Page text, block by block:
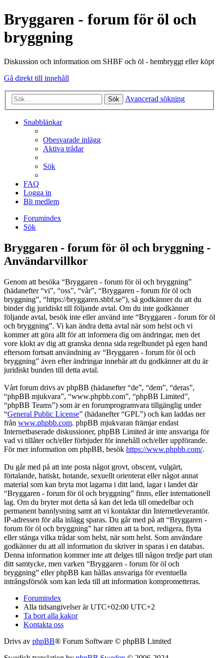
Bryggaren - forum för öl och
bryggning
Diskussion och information om SHBF och öl - hembryggt eller köpt
Gå direkt till innehåll
Sök Avancerad sökning
Snabblänkar
Obesvarade inlägg
Aktiva trådar
Sök
FAQ
Logga in
Bli medlem
Forumindex
Sök
Bryggaren - forum för öl och bryggning -
Användarvillkor
Genom att besöka “Bryggaren - forum för öl och bryggning”
(hädanefter “vi”, “oss”, “vår”, “Bryggaren - forum för öl och
bryggning”, “https://bryggaren.shbf.se”), så godkänner du att du
binder dig juridiskt till följande avtal. Om du inte godkänner
följande avtal, besök inte eller använd inte “Bryggaren - forum för öl
och bryggning”. Vi kan ändra detta avtal när som helst och vi
kommer att göra allt för att informera dig om ändringar, men det
vore klokt av dig att granska denna sida regelbundet på egen hand
eftersom fortsatt användning av “Bryggaren - forum för öl och
bryggning” även efter ändringar innebär att du godkänner att du är
juridiskt bunden till detta avtal.
Vårt forum drivs av phpBB (hädanefter “de”, “dem”, “deras”,
“phpBB mjukvara”, “www.phpbb.com”, “phpBB Limited”,
“phpBB Teams”) som är en forumprogramvara tillgänglig under
“General Public License” (hädanefter “GPL”) och kan laddas ner
från www.phpbb.com. phpBB mjukvaran främjar endast
Internetbaserade diskussioner, phpBB Limited är inte ansvariga för
vad vi tillåter och/eller förbjuder för innehåll och/eller uppförande.
För mer information om phpBB, besök https://www.phpbb.com/.
Du går med på att inte posta något grovt, obscent, vulgärt,
förtalande, hatiskt, hotande, sexuellt orienterat eller något annat
material som kan bryta mot lagarna i ditt land, lagar i landet där
“Bryggaren - forum för öl och bryggning” finns, eller internationell
lag. Om du bryter mot detta så kan det leda till omedelbar och
permanent bannlysning samt att vi kontaktar din Internetleverantör.
IP-adressen för alla inlägg sparas. Du går med på att “Bryggaren -
forum för öl och bryggning” har rätten att ta bort, redigera, flytta
eller stänga vilka trådar som helst, när som helst. Som användare
godkänner du att all information du skriver in sparas i en databas.
Denna information kommer inte att delges till någon tredje part utan
ditt samtycke, men varken “Bryggaren - forum för öl och
bryggning” eller phpBB kan hållas ansvariga för eventuella
intrångsförsök som kan leda till att information komprometteras.
Forumindex
Alla tidsangivelser är UTC+02:00 UTC+2
Ta bort alla kakor
Kontakta oss
Drivs av phpBB® Forum Software © phpBB Limited